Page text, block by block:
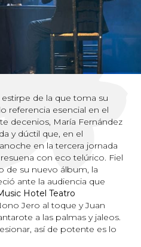
de la que toma su
referencia esencial en el
decenios, María Fernández
y dúctil que, en el
en la tercera jornada
con eco telúrico. Fiel
de su nuevo álbum, la
ante la audiencia que
Hotel Teatro
Jero al toque y Juan
a las palmas y jaleos.
así de potente es lo